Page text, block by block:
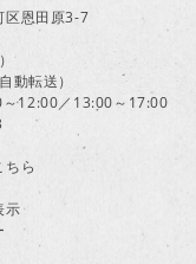
恩田原3-7
動転送）
12:00／13:00～17:00
ちら
示